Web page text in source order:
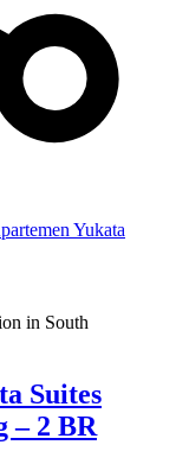
Yukata
Suites
– 2 BR